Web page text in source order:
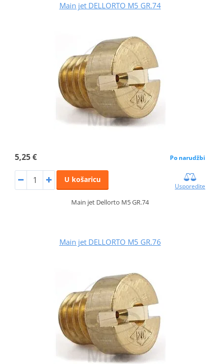
Main jet DELLORTO M5 GR.74
5,25 € Po narudžbi
U košaricu
Usporedite
Main jet Dellorto M5 GR.74
Main jet DELLORTO M5 GR.76